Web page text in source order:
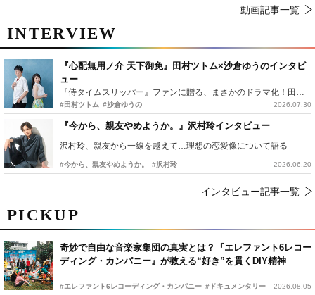
PICKUP
奇妙で自由な音楽家集団の真実とは？『エレファント6レコー
ディング・カンパニー』が教える“好き”を貫くDIY精神
#エレファント6レコーディング・カンパニー #ドキュメンタリー 2026.08.05
動画記事一覧
INTERVIEW
『心配無用ノ介 天下御免』田村ツトム×沙倉ゆうのインタビ
ュー
『侍タイムスリッパー』ファンに贈る、まさかのドラマ化！田村ツトム×沙倉ゆうのが語る『心配無用ノ介』撮影秘話
#田村ツトム #沙倉ゆうの 2026.07.30
『今から、親友やめようか。』沢村玲インタビュー
沢村玲、親友から一線を越えて…理想の恋愛像について語る
#今から、親友やめようか。 #沢村玲 2026.06.20
インタビュー記事一覧